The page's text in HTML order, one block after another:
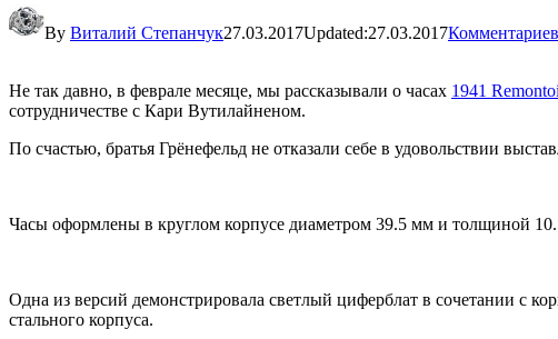
By Виталий Степанчук27.03.2017Updated:27.03.2017
Не так давно, в феврале месяце, мы рассказывали о часах 1941
сотрудничестве с Кари Вутилайненом.
По счастью, братья Грёнефельд не отказали себе в удовольствии
Часы оформлены в круглом корпусе диаметром 39.5 мм и толщиной
Одна из версий демонстрировала светлый циферблат в сочетании с
стального корпуса.